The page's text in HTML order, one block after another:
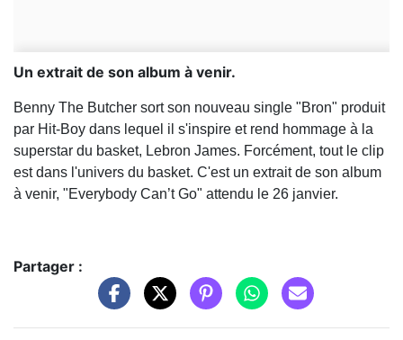
Un extrait de son album à venir.
Benny The Butcher sort son nouveau single "Bron" produit
par Hit-Boy dans lequel il s'inspire et rend hommage à la
superstar du basket, Lebron James. Forcément, tout le clip
est dans l'univers du basket. C'est un extrait de son album
à venir, "Everybody Can’t Go" attendu le 26 janvier.
Partager :